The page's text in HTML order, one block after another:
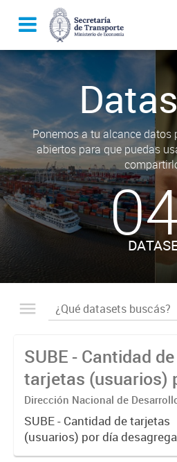
Ponemos a tu alcance
abiertos para que puedas
SUBE - Cantidad de
tarjetas (usuarios)
día.
Dirección Nacional de
Tecnológico - Ministerio de
SUBE - Cantidad de tarjetas
(usuarios) por día
modo de transporte.